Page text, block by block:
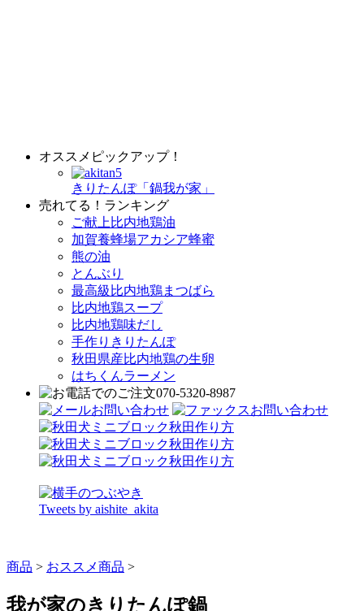
オススメピックアップ！
きりたんぽ「鍋我が家」
売れてる！ランキング
ご献上比内地鶏油
加賀養蜂場アカシア蜂蜜
熊の油
とんぶり
最高級比内地鶏まつばら
比内地鶏スープ
比内地鶏味だし
手作りきりたんぽ
秋田県産比内地鶏の生卵
はちくんラーメン
Tweets by aishite_akita
商品 > おススメ商品 >
我が家のきりたんぽ鍋